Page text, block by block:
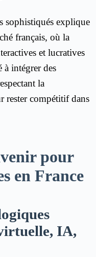
sophistiqués explique
français, où la
et lucratives
à intégrer des
la
rester compétitif dans
pour
en France
IA,